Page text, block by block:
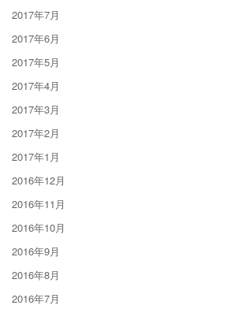
2017年7月
2017年6月
2017年5月
2017年4月
2017年3月
2017年2月
2017年1月
2016年12月
2016年11月
2016年10月
2016年9月
2016年8月
2016年7月